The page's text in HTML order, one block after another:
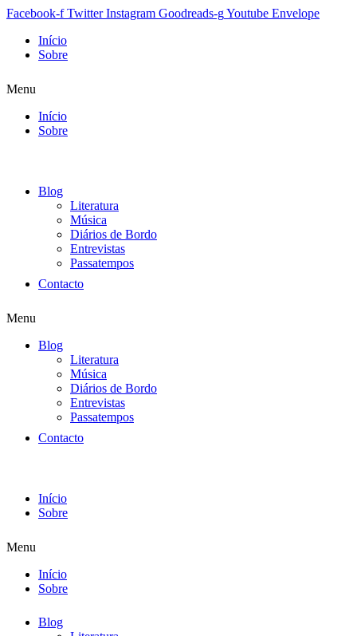
Facebook-f Twitter Instagram Goodreads-gYoutube Envelope
Início
Sobre
Menu
Início
Sobre
Blog
Literatura
Música
Diários de Bordo
Entrevistas
Passatempos
Contacto
Menu
Blog
Literatura
Música
Diários de Bordo
Entrevistas
Passatempos
Contacto
Início
Sobre
Menu
Início
Sobre
Blog